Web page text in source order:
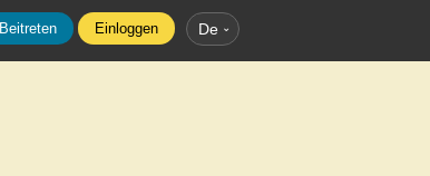
Beitreten Einloggen De